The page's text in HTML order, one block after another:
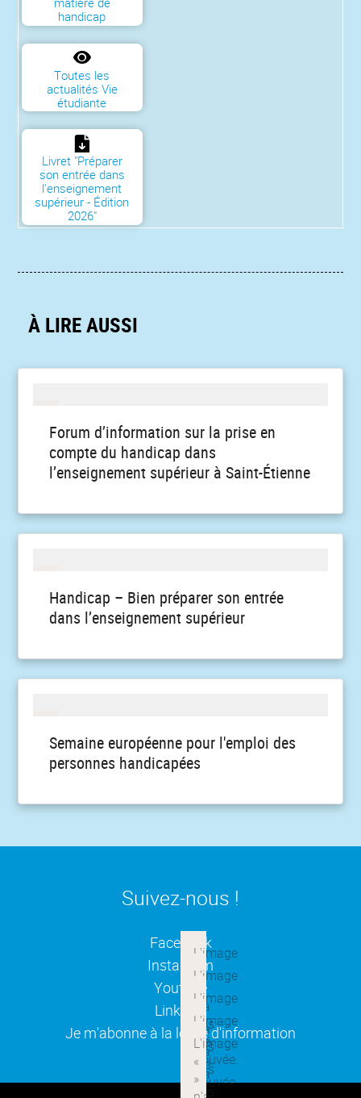
À LIRE AUSSI
Forum d’information sur la prise en
compte du handicap dans
l’enseignement supérieur à Saint-Étienne
Handicap – Bien préparer son entrée
dans l’enseignement supérieur
Semaine européenne pour l'emploi des
personnes handicapées
handicap
Toutes les
actualités Vie
étudiante
Livret "Préparer
son entrée dans
l'enseignement
supérieur - Édition
2026"
Suivez-nous !
Facebook
(ouverture dans une
Instagram(ouverture dans une
Youtube(ouverture dans une
Linkedin
(ouverture dans une
Je m'abonne à la lettre d'information
(ouverture dans une